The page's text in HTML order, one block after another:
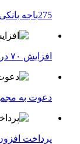
275باجه بانکی روستایی پست بانک ایران منابع خود را به بیش از ۱۰۰ میلیارد ریال افزایش دادند
افزایش ۷۰ درصدی منابع و ۱۳۲ درصدی ضمانت‌نامه‌های ریالی صادره پست بانک ایران در چهارماهه اول سال 1405
دعوت به
پرداخت افزون بر 32 هزار میلیارد ریال تسهیلات قرض الحسنه ازدواج و